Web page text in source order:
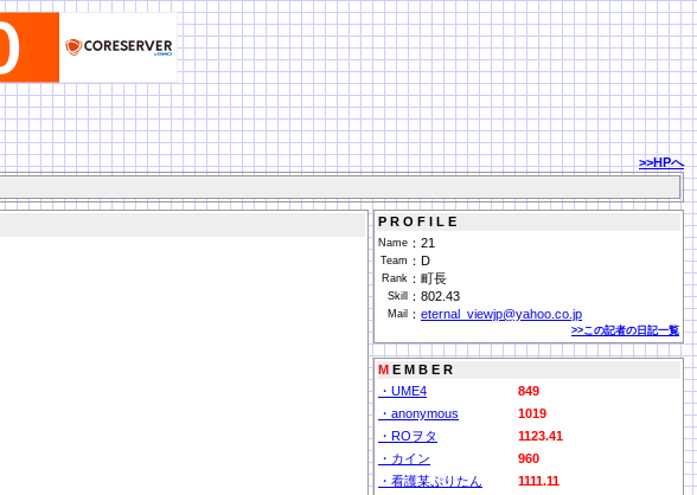
>>HPへ
P R O F I L E
Name ： 21
Team ： D
Rank ： 町長
Skill ： 802.43
Mail ： eternal_viewjp@yahoo.co.jp
>>この記者の日記一覧
M E M B E R
・UME4
849
・anonymous
1019
・ROヲタ
1123.41
・カイン
960
・看護某ぷりたん
1111.11